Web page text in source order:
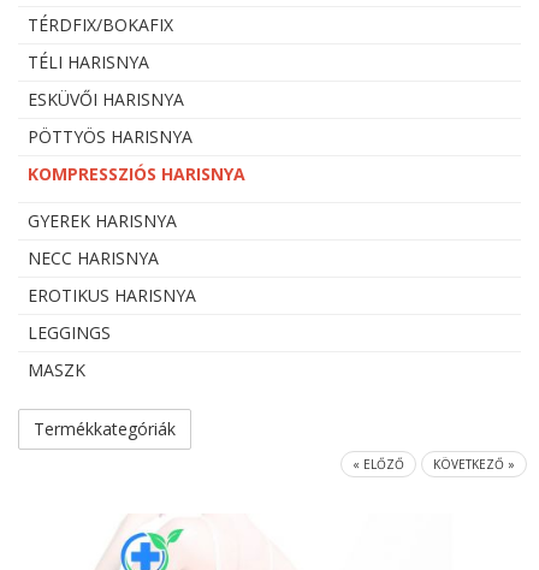
TÉRDFIX/BOKAFIX
TÉLI HARISNYA
ESKÜVŐI HARISNYA
PÖTTYÖS HARISNYA
KOMPRESSZIÓS HARISNYA
GYEREK HARISNYA
NECC HARISNYA
EROTIKUS HARISNYA
LEGGINGS
MASZK
Termékkategóriák
« ELŐZŐ KÖVETKEZŐ »